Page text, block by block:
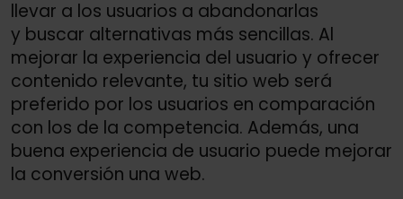
llevar a los usuarios a abandonarlas
y buscar alternativas más sencillas. Al
mejorar la experiencia del usuario y ofrecer
contenido relevante, tu sitio web será
preferido por los usuarios en comparación
con los de la competencia. Además, una
buena experiencia de usuario puede mejorar
la conversión una web.